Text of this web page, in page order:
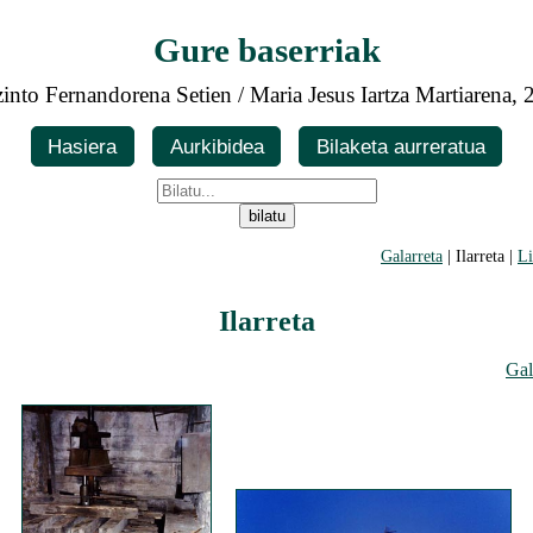
Gure baserriak
Fernandorena Setien / Maria Jesus Iartza Martiarena,
Hasiera Aurkibidea Bilaketa aurreratua
Galarreta | Ilarreta |
Ilarreta